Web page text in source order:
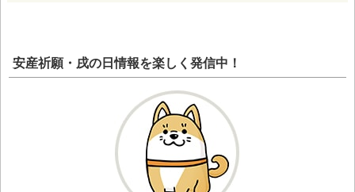
安産祈願・戌の日情報を楽しく発信中！